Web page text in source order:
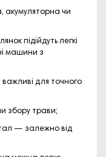
акумуляторна чи
підійдуть легкі
машини з
важливі для точного
збору трави;
— залежно від